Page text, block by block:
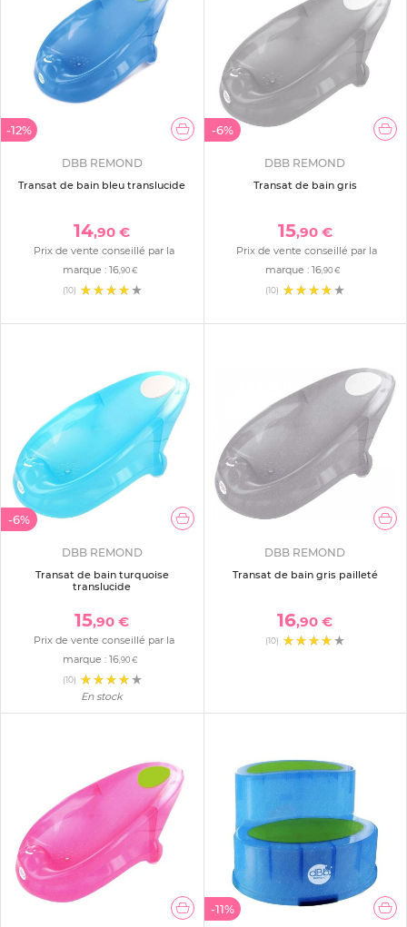
-12%
DBB REMOND
Transat de bain bleu translucide
14,90 €
Prix de vente conseillé par la
marque : 16,90 €
(10)
-6%
DBB REMOND
Transat de bain gris
15,90 €
Prix de vente conseillé par la
marque :16,90 €
(10)
-6%
DBB REMOND
Transat de bain turquoise
translucide
15,90 €
Prix de vente conseillé par la
marque : 16,90 €
(10)
En stock
DBB REMOND
Transat de bain gris pailleté
16,90 €
(10)
-11%